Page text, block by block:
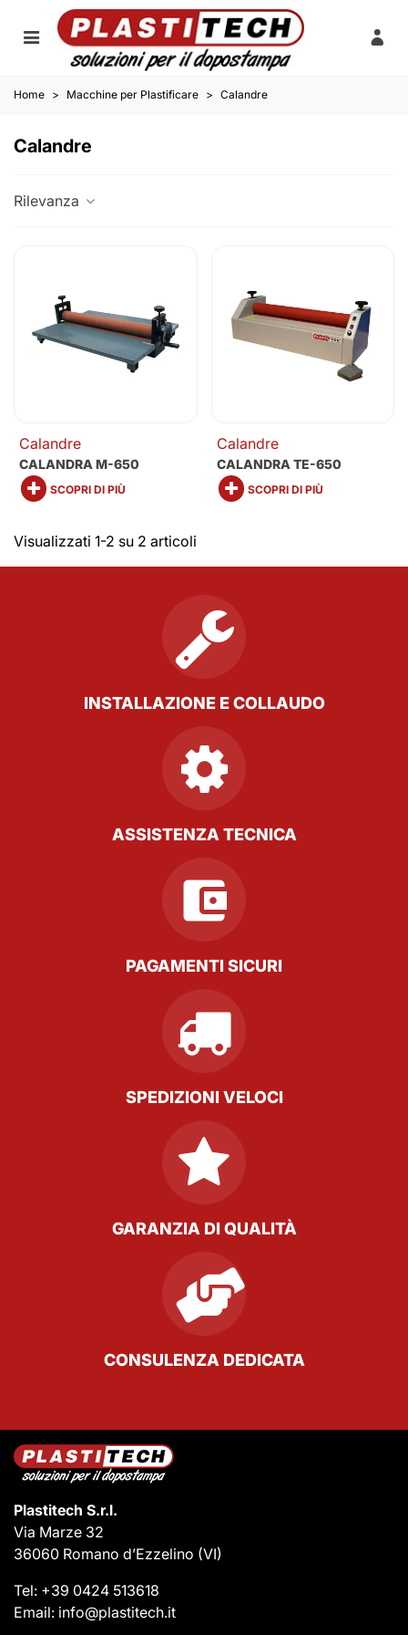
Home > Macchine per Plastificare > Calandre
Calandre
Rilevanza
Calandre
CALANDRA M-650
SCOPRI DI PIÙ
Calandre
CALANDRA TE-650
SCOPRI DI PIÙ
Visualizzati 1-2 su 2 articoli
INSTALLAZIONE E COLLAUDO
ASSISTENZA TECNICA
PAGAMENTI SICURI
SPEDIZIONI VELOCI
GARANZIA DI QUALITÀ
CONSULENZA DEDICATA
Plastitech S.r.l.
Via Marze 32
36060 Romano d’Ezzelino (VI)
Tel: +39 0424 513618
Email: info@plastitech.it